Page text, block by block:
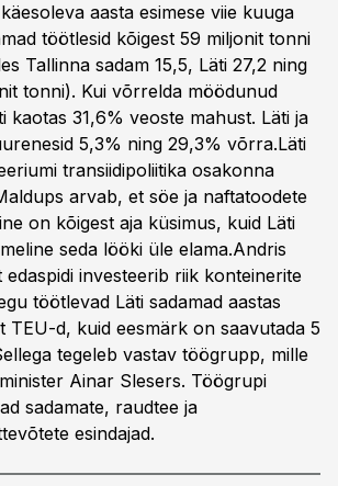
aasta esimese viie kuuga
töötlesid kõigest 59 miljonit tonni
Tallinna sadam 15,5, Läti 27,2 ning
tonni). Kui võrrelda möödunud
kaotas 31,6% veoste mahust. Läti ja
5,3% ning 29,3% võrra.Läti
transiidipoliitika osakonna
arvab, et söe ja naftatoodete
on kõigest aja küsimus, kuid Läti
seda lööki üle elama.Andris
edaspidi investeerib riik konteinerite
töötlevad Läti sadamad aastas
TEU-d, kuid eesmärk on saavutada 5
tegeleb vastav töögrupp, mille
Ainar Slesers. Töögrupi
sadamate, raudtee ja
esindajad.